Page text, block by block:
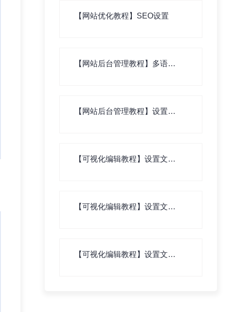
【网站优化教程】SEO设置
【网站后台管理教程】多语言
【网站后台管理教程】设置水
【可视化编辑教程】设置文章
【可视化编辑教程】设置文章
【可视化编辑教程】设置文章